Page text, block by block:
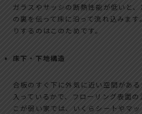
ガラスやサッシの断熱性能が低いと
の裏を伝って床に沿って流れ込みま
りするのはこのためです。
床下・下地構造
合板のすぐ下に外気に近い空間があ
入っているかで、フローリング表面
こが弱い家では、いくらシートやマ